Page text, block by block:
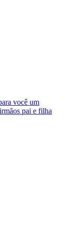
você um
pai e filha